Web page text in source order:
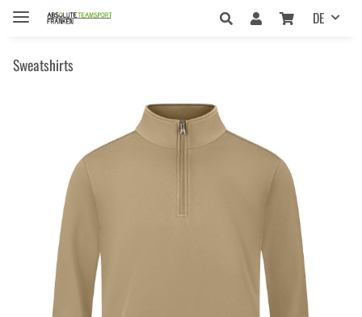
DE
Sweatshirts